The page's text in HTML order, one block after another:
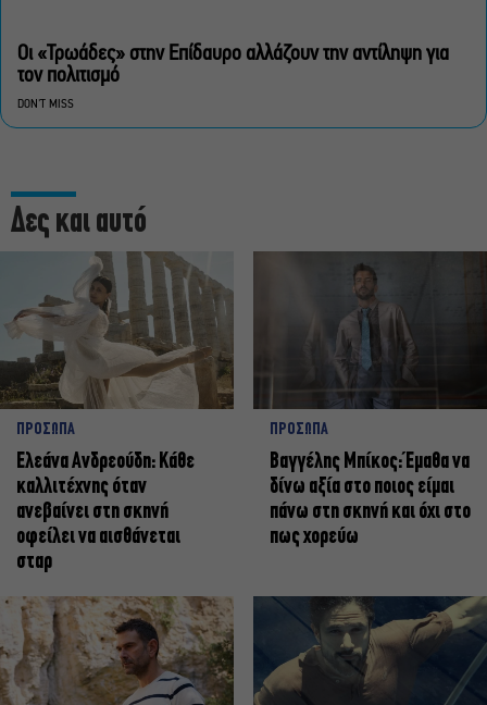
Οι «Τρωάδες» στην Επίδαυρο αλλάζουν την αντίληψη για
τον πολιτισμό
DON'T MISS
Δες και αυτό
ΠΡΟΣΩΠΑ
Ελεάνα Ανδρεούδη: Κάθε
καλλιτέχνης όταν
ανεβαίνει στη σκηνή
οφείλει να αισθάνεται
σταρ
ΠΡΟΣΩΠΑ
Βαγγέλης Μπίκος: Έμαθα να
δίνω αξία στο ποιος είμαι
πάνω στη σκηνή και όχι στο
πως χορεύω